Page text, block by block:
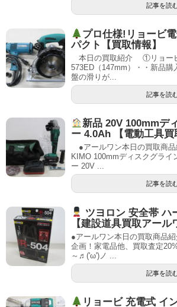
記事を読
プロ仕様!リョービ
パクト【買取情報】
本日の買取紹介 ①リョー
573ED（147mm）・・新品購
盤の滑りが...
記事を読
新品 20V 100mmデ
ー 4.0Ah 【電動工具買
●アールワン本日の買取商
KIMO 100mmディスクグライ
ー 20V ...
記事を読
ツヨロン 安全帯 ハ
【建設道具買取アール
●アールワン本日の買取商品
企画！家電品他、買取査定
～♬('ω')ノ ...
記事を読
リョービ 充電式 イ